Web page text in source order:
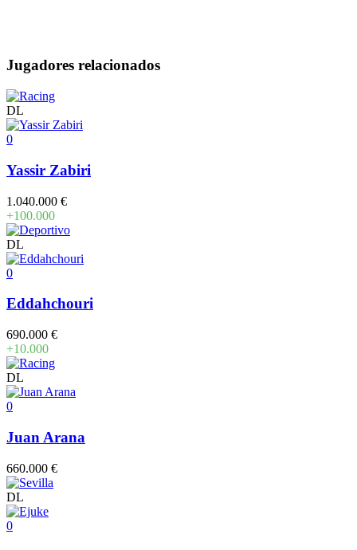
Jugadores relacionados
DL
0
Yassir Zabiri
1.040.000 €
+100.000
DL
0
Eddahchouri
690.000 €
+10.000
DL
0
Juan Arana
660.000 €
DL
0